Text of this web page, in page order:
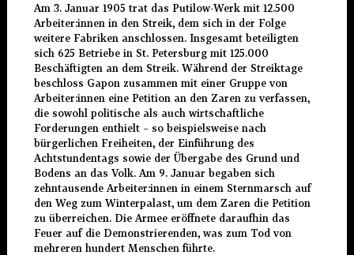
Am 3. Januar 1905 trat das Putilow-Werk mit 12.500
Arbeiter:innen in den Streik, dem sich in der Folge
weitere Fabriken anschlossen. Insgesamt beteiligten
sich 625 Betriebe in St. Petersburg mit 125.000
Beschäftigten an dem Streik. Während der Streiktage
beschloss Gapon zusammen mit einer Gruppe von
Arbeiter:innen eine Petition an den Zaren zu verfassen,
die sowohl politische als auch wirtschaftliche
Forderungen enthielt – so beispielsweise nach
bürgerlichen Freiheiten, der Einführung des
Achtstundentags sowie der Übergabe des Grund und
Bodens an das Volk. Am 9. Januar begaben sich
zehntausende Arbeiter:innen in einem Sternmarsch auf
den Weg zum Winterpalast, um dem Zaren die Petition
zu überreichen. Die Armee eröffnete daraufhin das
Feuer auf die Demonstrierenden, was zum Tod von
mehreren hundert Menschen führte.